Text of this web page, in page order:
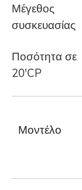
Μέγεθος
συσκευασίας
Ποσότητα σε
20'CP
Μοντέλο